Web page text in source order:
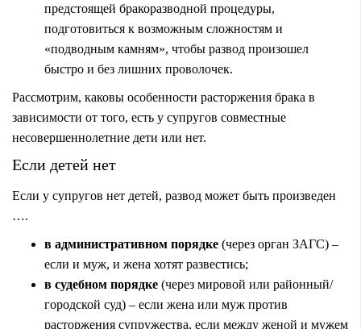
предстоящей бракоразводной процедуры,
подготовиться к возможным сложностям и
«подводным камням», чтобы развод произошел
быстро и без лишних проволочек.
Рассмотрим, каковы особенности расторжения брака в
зависимости от того, есть у супругов совместные
несовершеннолетние дети или нет.
Если детей нет
Если у супругов нет детей, развод может быть произведен
….
в административном порядке (через орган ЗАГС) –
если и муж, и жена хотят развестись;
в судебном порядке (через мировой или районный/
городской суд) – если жена или муж против
расторжения супружества, если между женой и мужем